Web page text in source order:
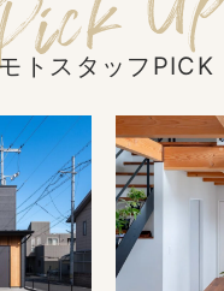
トスタッフPICK